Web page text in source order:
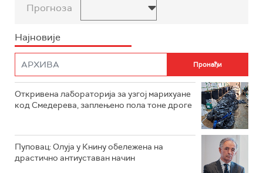
Прогноза
Најновије
Откривена лабораторија за узгој марихуане
код Смедерева, заплењено пола тоне дроге
Пуповац: Олуја у Книну обележена на
драстично антиуставан начин